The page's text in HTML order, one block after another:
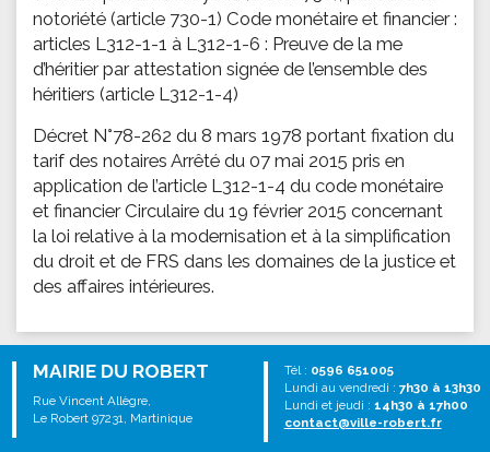
notoriété (article 730-1) Code monétaire et financier :
articles L312-1-1 à L312-1-6 : Preuve de la me
d’héritier par attestation signée de l’ensemble des
héritiers (article L312-1-4)
Décret N°78-262 du 8 mars 1978 portant fixation du
tarif des notaires Arrêté du 07 mai 2015 pris en
application de l’article L312-1-4 du code monétaire
et financier Circulaire du 19 février 2015 concernant
la loi relative à la modernisation et à la simplification
du droit et de FRS dans les domaines de la justice et
des affaires intérieures.
MAIRIE DU ROBERT
Rue Vincent Allègre,
Le Robert 97231, Martinique
Tél : 0596 651005
Lundi au vendredi : 7h30 à 13h30
Lundi et jeudi : 14h30 à 17h00
contact@ville-robert.fr